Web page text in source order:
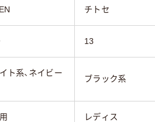
チトセ
13
ト系、ネイビー
ブラック系
レディス